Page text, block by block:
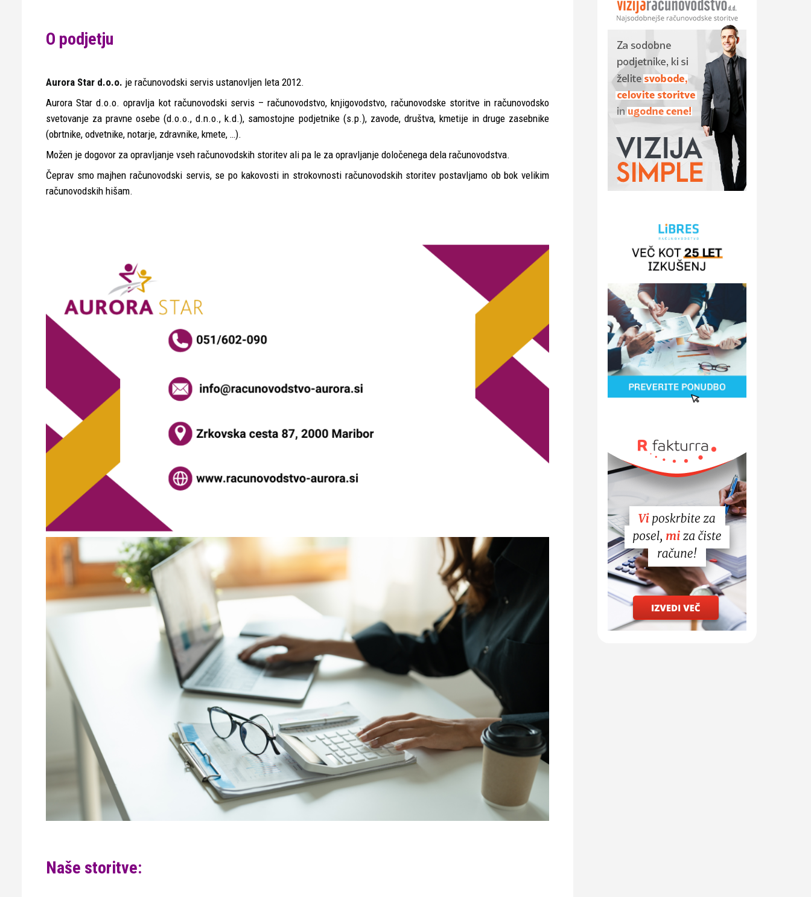
O podjetju
Aurora Star d.o.o. je računovodski servis ustanovljen leta 2012.
Aurora Star d.o.o. opravlja kot računovodski servis–računovodstvo,knjigovodstvo, računovodske storitveinračunovodsko
svetovanje za pravne osebe (d.o.o., d.n.o., k.d.), samostojne podjetnike (s.p.), zavode, društva, kmetije in druge zasebnike
(obrtnike, odvetnike, notarje, zdravnike, kmete, …).
Možen je dogovor za opravljanje vseh računovodskih storitev ali pa le za opravljanje določenega dela računovodstva.
Čeprav smo majhen računovodski servis, se po kakovosti in strokovnosti računovodskih storitev postavljamo ob bok velikim
računovodskih hišam.
Naše storitve: